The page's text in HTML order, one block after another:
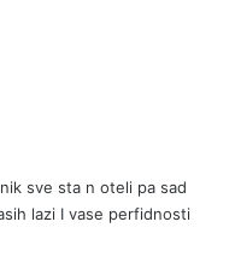
sve sta n oteli pa sad
lazi I vase perfidnosti